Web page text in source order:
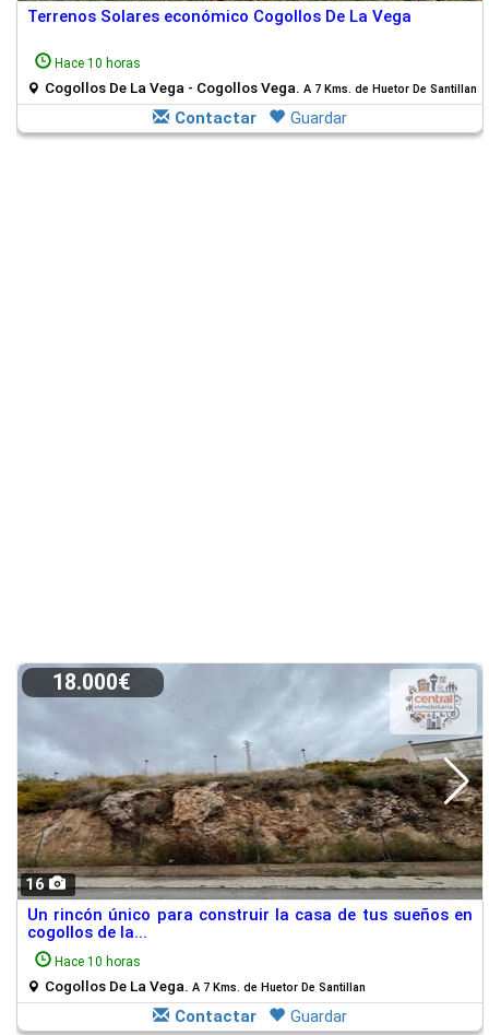
Terrenos Solares económico Cogollos De La Vega
Hace 10 horas
Cogollos De La Vega - Cogollos Vega. A 7 Kms. de Huetor De Santillan
Contactar Guardar
16
18.000€
Un rincón único para construir la casa de tus sueños en
cogollos de la...
Hace 10 horas
Cogollos De La Vega. A 7 Kms. de Huetor De Santillan
Contactar Guardar